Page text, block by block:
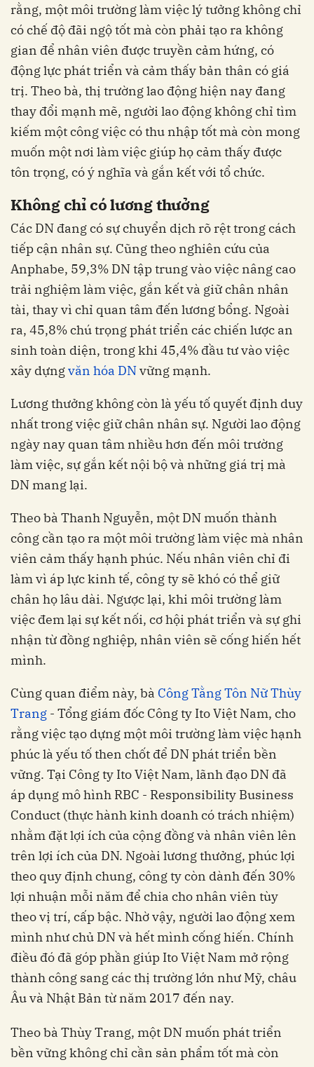
rằng, một môi trường làm việc lý tưởng không chỉ
có chế độ đãi ngộ tốt mà còn phải tạo ra không
gian để nhân viên được truyền cảm hứng, có
động lực phát triển và cảm thấy bản thân có giá
trị. Theo bà, thị trường lao động hiện nay đang
thay đổi mạnh mẽ, người lao động không chỉ tìm
kiếm một công việc có thu nhập tốt mà còn mong
muốn một nơi làm việc giúp họ cảm thấy được
tôn trọng, có ý nghĩa và gắn kết với tổ chức.
Không chỉ có lương thưởng
Các DN đang có sự chuyển dịch rõ rệt trong cách
tiếp cận nhân sự. Cũng theo nghiên cứu của
Anphabe, 59,3% DN tập trung vào việc nâng cao
trải nghiệm làm việc, gắn kết và giữ chân nhân
tài, thay vì chỉ quan tâm đến lương bổng. Ngoài
ra, 45,8% chú trọng phát triển các chiến lược an
sinh toàn diện, trong khi 45,4% đầu tư vào việc
xây dựngvăn hóa DNvững mạnh.
Lương thưởng không còn là yếu tố quyết định duy
nhất trong việc giữ chân nhân sự. Người lao động
ngày nay quan tâm nhiều hơn đến môi trường
làm việc, sự gắn kết nội bộ và những giá trị mà
DN mang lại.
Theo bà Thanh Nguyễn, một DN muốn thành
công cần tạo ra một môi trường làm việc mà nhân
viên cảm thấy hạnh phúc. Nếu nhân viên chỉ đi
làm vì áp lực kinh tế, công ty sẽ khó có thể giữ
chân họ lâu dài. Ngược lại, khi môi trường làm
việc đem lại sự kết nối, cơ hội phát triển và sự ghi
nhận từ đồng nghiệp, nhân viên sẽ cống hiến hết
mình.
Cùng quan điểm này, bà Công Tằng Tôn Nữ Thùy
Trang - Tổng giám đốc Công ty Ito Việt Nam, cho
rằng việc tạo dựng một môi trường làm việc hạnh
phúc là yếu tố then chốt để DN phát triển bền
vững. Tại Công ty Ito Việt Nam, lãnh đạo DN đã
áp dụng mô hình RBC - Responsibility Business
Conduct (thực hành kinh doanh có trách nhiệm)
nhằm đặt lợi ích của cộng đồng và nhân viên lên
trên lợi ích của DN. Ngoài lương thưởng, phúc lợi
theo quy định chung, công ty còn dành đến 30%
lợi nhuận mỗi năm để chia cho nhân viên tùy
theo vị trí, cấp bậc. Nhờ vậy, người lao động xem
mình như chủ DN và hết mình cống hiến. Chính
điều đó đã góp phần giúp Ito Việt Nam mở rộng
thành công sang các thị trường lớn như Mỹ, châu
Âu và Nhật Bản từ năm 2017 đến nay.
Theo bà Thùy Trang, một DN muốn phát triển
bền vững không chỉ cần sản phẩm tốt mà còn